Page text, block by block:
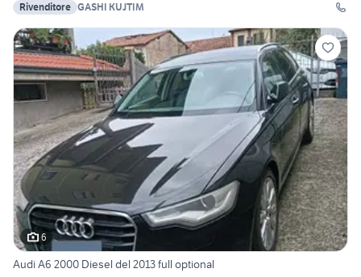
Rivenditore GASHI KUJTIM
6
Audi A6 2000 Diesel del 2013 full optional